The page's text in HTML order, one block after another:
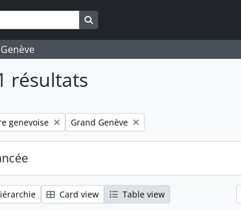
résultats
genevoise Remove filter:
Grand Genève
Card view Table view